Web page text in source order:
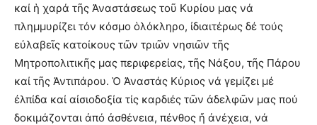
καί ἡ χαρά τῆς Ἀναστάσεως τοῦ Κυρίου μας νά
πλημμυρίζει τόν κόσμο ὁλόκληρο, ἰδιαιτέρως δέ τούς
εὐλαβεῖς κατοίκους τῶν τριῶν νησιῶν τῆς
Μητροπολιτικῆς μας περιφερείας, τῆς Νάξου, τῆς Πάρου
καί τῆς Ἀντιπάρου. Ὁ Ἀναστάς Κύριος νά γεμίζει μέ
ἐλπίδα καί αἰσιοδοξία τίς καρδιές τῶν ἀδελφῶν μας πού
δοκιμάζονται ἀπό ἀσθένεια, πένθος ἤ ἀνέχεια, νά